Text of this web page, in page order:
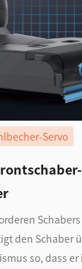
Servo
den Schaber
so, dass